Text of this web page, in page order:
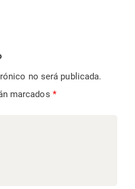
no será publicada.
marcados *